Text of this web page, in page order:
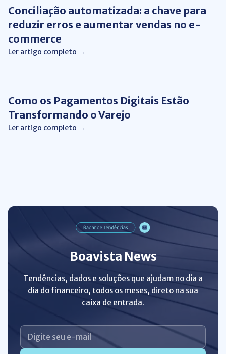
Conciliação automatizada: a chave para
reduzir erros e aumentar vendas no e-
commerce
Ler artigo completo →
Como os Pagamentos Digitais Estão
Transformando o Varejo
Ler artigo completo →
Boavista News
Tendências, dados e soluções que ajudam no dia a
dia do financeiro, todos os meses, direto na sua
caixa de entrada.